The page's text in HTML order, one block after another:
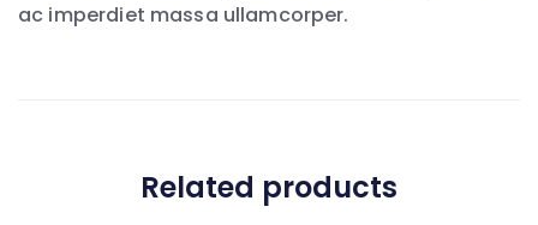
ac imperdiet massa ullamcorper.
Related products